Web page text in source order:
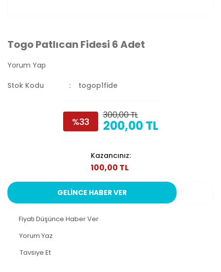
Togo Patlıcan Fidesi 6 Adet
Yorum Yap
Stok Kodu togop1fide
%33
300,00 TL
200,00 TL
Kazancınız:
100,00 TL
GELİNCE HABER VER
Fiyatı Düşünce Haber Ver
Yorum Yaz
Tavsiye Et